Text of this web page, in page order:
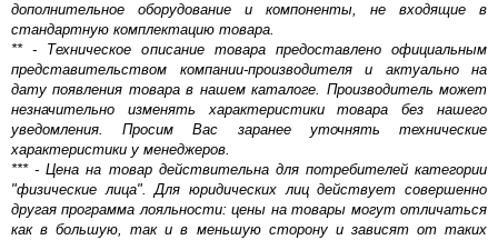
дополнительное оборудование и компоненты, не входящие в
стандартную комплектацию товара.
** - Техническое описание товара предоставлено официальным
представительством компании-производителя и актуально на
дату появления товара в нашем каталоге. Производитель может
незначительно изменять характеристики товара без нашего
уведомления. Просим Вас заранее уточнять технические
характеристики у менеджеров.
*** - Цена на товар действительна для потребителей категории
"физические лица". Для юридических лиц действует совершенно
другая программа лояльности: цены на товары могут отличаться
как в большую, так и в меньшую сторону и зависят от таких